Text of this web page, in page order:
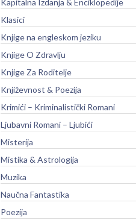
Klasici
Knjige na engleskom jeziku
Knjige O Zdravlju
Knjige Za Roditelje
Književnost & Poezija
Krimići – Kriminalistički Romani
Ljubavni Romani – Ljubići
Misterija
Mistika & Astrologija
Muzika
Naučna Fantastika
Poezija